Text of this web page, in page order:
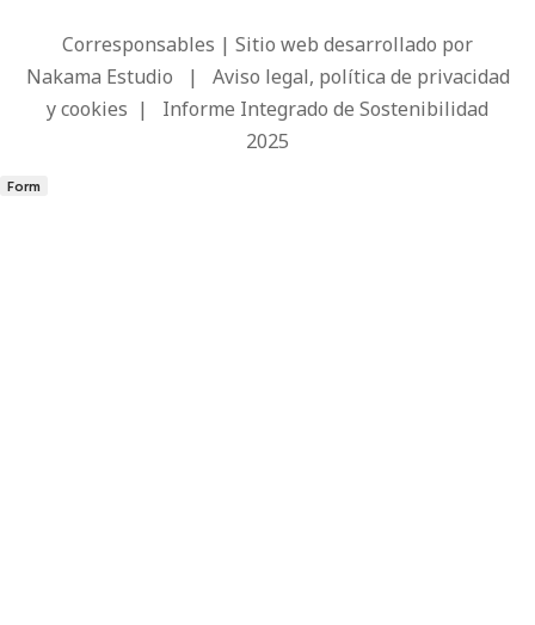
Corresponsables | Sitio web desarrollado por
Nakama Estudio | Aviso legal, política de privacidad
y cookies | Informe Integrado de Sostenibilidad
2025
Form